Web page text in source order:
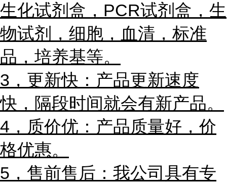
生化试剂盒，PCR试剂盒， 生
物试剂， 细胞，血清，标准
品，培养基等。
3，更新快：产品更新速度
快，隔段时间就会有新产品。
4，质价优：产品质量好，价
格优惠。
5，售前售后：我公司具有专